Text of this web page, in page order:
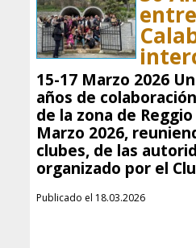
15-17 Marzo 2026
años de
de la zona de
Marzo 2026,
clubes, de las
organizado por el
Publicado el 18.03.2026